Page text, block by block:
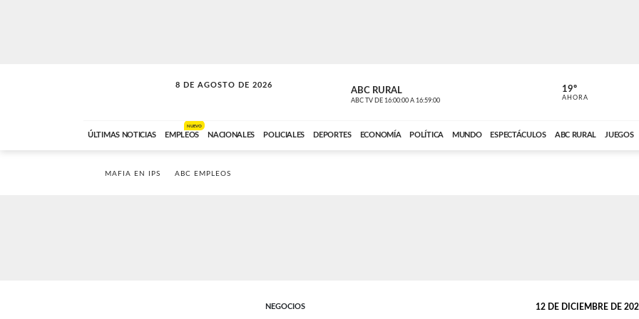
8 DE AGOSTO DE 2026
SOLO MÚSICA ABC RURAL
ABC TV DE 16:00:00 A 16:59:00 ABC CARDINAL
19º
AHORA
ÚLTIMAS NOTICIAS EMPLEOS
NUEVO
NACIONALES POLICIALES DEPORTES ECONOMÍA POLÍTICA MUNDO ESPECTÁCULOS ABC RURAL JUEGOS
MAFIA EN IPS ABC EMPLEOS
NEGOCIOS 12 DE DICIEMBRE DE